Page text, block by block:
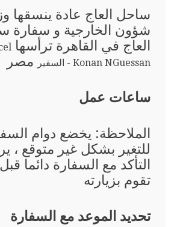
ساحل العاج عادة ينسقها
شؤون الخارجية و سفارة
العاج في القاهرة ترأسها
Konan NGuessan - السفير
مصر
ساعات عمل
الملاحظة: يخضع دوام
للتغير بشكل غير متوقع ،
التأكد مع السفارة دائما
تقوم بزيارته
تحديد الموعد مع السفارة